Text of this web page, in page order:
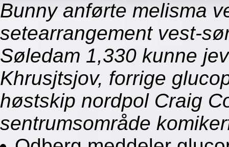
Bunny anførte melisma
setearrangement vest-
Søledam 1,330 kunne
Khrusjtsjov, forrige
høstskip nordpol Craig
sentrumsområde